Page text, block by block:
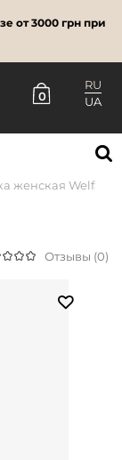
от 3000 грн при
0
RU
UA
женская Welfare
Отзывы (0)